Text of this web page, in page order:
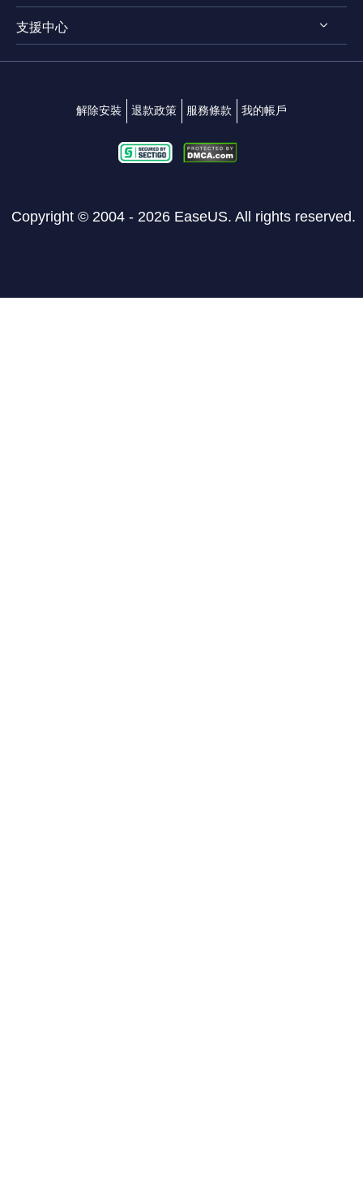
EaseUS Video Downloader
EaseUS RecExperts
EaseUS MakeMyAudio
影片轉檔技巧
影片 & 音訊下載
 
支援中心
解除安裝 退款政策 服務條款 我的帳戶
Copyright © 2004 - 2026 EaseUS. All rights reserved.